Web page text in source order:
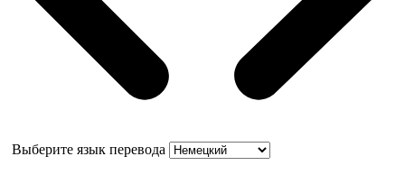
Выберите язык перевода